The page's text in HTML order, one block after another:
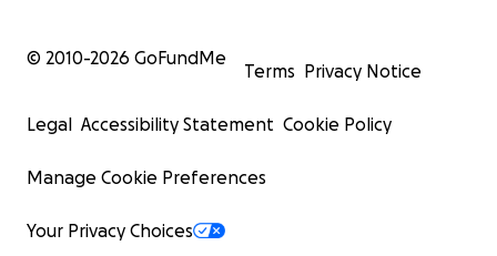
© 2010-2026 GoFundMe
Terms Privacy Notice
Legal Accessibility Statement Cookie Policy
Manage Cookie Preferences
Your Privacy Choices